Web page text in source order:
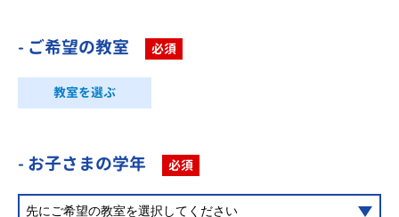
- ご希望の教室 必須
教室を選ぶ
- お子さまの学年 必須